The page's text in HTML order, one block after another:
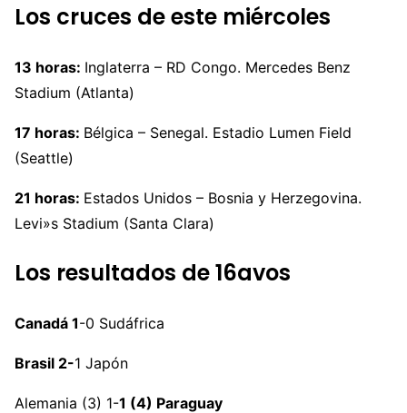
Los cruces de este miércoles
13 horas: Inglaterra – RD Congo. Mercedes Benz
Stadium (Atlanta)
17 horas: Bélgica – Senegal. Estadio Lumen Field
(Seattle)
21 horas: Estados Unidos – Bosnia y Herzegovina.
Levi»s Stadium (Santa Clara)
Los resultados de 16avos
Canadá 1-0 Sudáfrica
Brasil 2-1 Japón
Alemania (3) 1-1 (4) Paraguay